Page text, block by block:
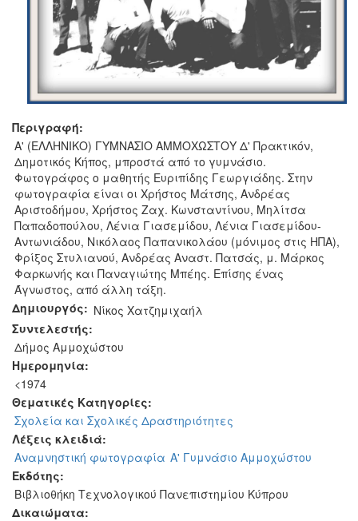
Περιγραφή:
Α' (ΕΛΛΗΝΙΚΟ) ΓΥΜΝΑΣΙΟ ΑΜΜΟΧΩΣΤΟΥ Δ' Πρακτικόν,
Δημοτικός Κήπος, μπροστά από το γυμνάσιο.
Φωτογράφος ο μαθητής Ευριπίδης Γεωργιάδης. Στην
φωτογραφία είναι οι Χρήστος Μάτσης, Ανδρέας
Αριστοδήμου, Χρήστος Ζαχ. Κωνσταντίνου, Μηλίτσα
Παπαδοπούλου, Λένια Γιασεμίδου, Λένια Γιασεμίδου-
Αντωνιάδου, Νικόλαος Παπανικολάου (μόνιμος στις ΗΠΑ),
Φρίξος Στυλιανού, Ανδρέας Αναστ. Πατσάς, μ. Μάρκος
Φαρκωνής και Παναγιώτης Μπέης. Επίσης ένας
Άγνωστος, από άλλη τάξη.
Δημιουργός: Νίκος Χατζημιχαήλ
Συντελεστής:
Δήμος Αμμοχώστου
Ημερομηνία:
<1974
Θεματικές Κατηγορίες:
Σχολεία και Σχολικές Δραστηριότητες
Λέξεις κλειδιά:
Αναμνηστική φωτογραφία Α' Γυμνάσιο Αμμοχώστου
Εκδότης:
Βιβλιοθήκη Τεχνολογικού Πανεπιστημίου Κύπρου
Δικαιώματα: